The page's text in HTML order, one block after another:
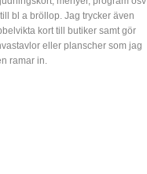
bl a bröllop. Jag trycker även
kort till butiker samt gör
eller planscher som jag
ramar in.